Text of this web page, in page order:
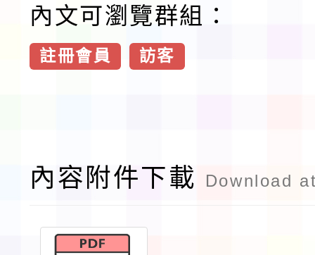
內文可瀏覽群組：
註冊會員 訪客
內容附件下載 Download